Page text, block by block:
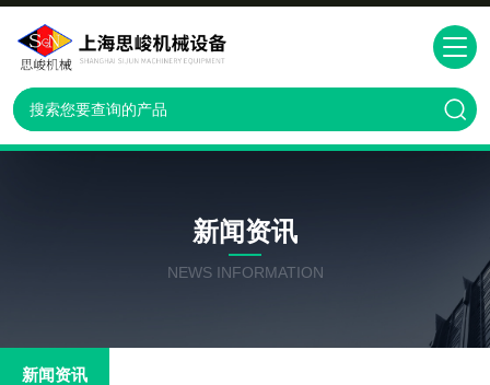
新闻资讯
NEWS INFORMATION
新闻资讯